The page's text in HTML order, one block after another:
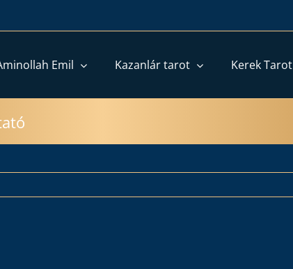
Emil Kazanlár tarot Kerek Tarot